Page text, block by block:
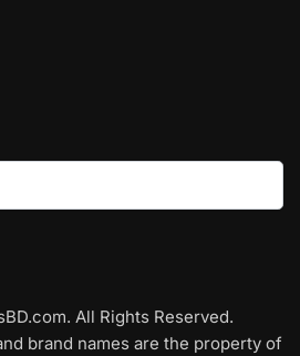
All Rights Reserved.
brand names are the property of